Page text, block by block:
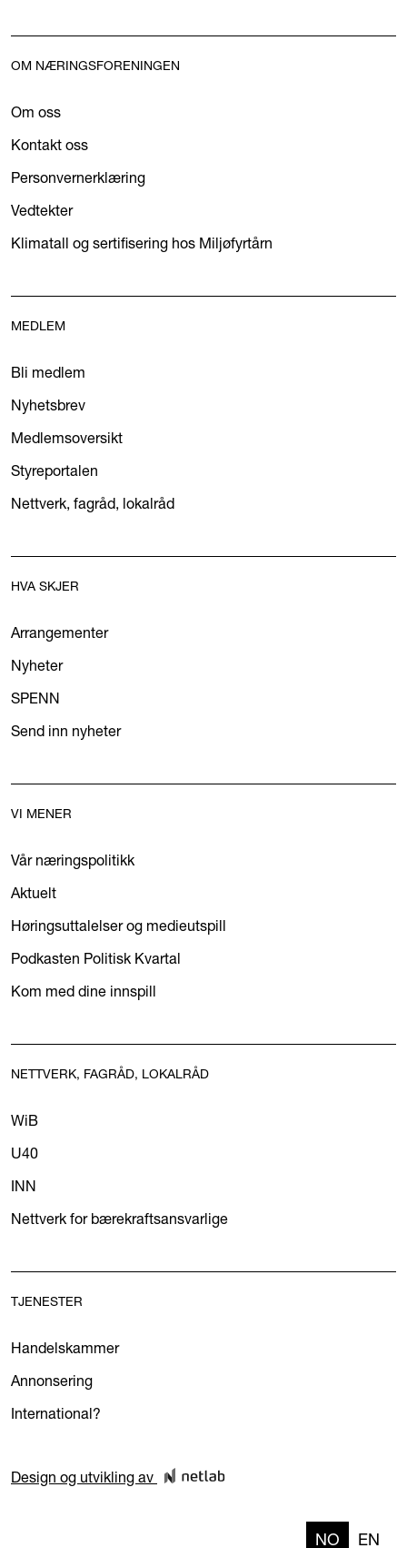
OM NÆRINGSFORENINGEN
Om oss
Kontakt oss
Personvernerklæring
Vedtekter
Klimatall og sertifisering hos Miljøfyrtårn
MEDLEM
Bli medlem
Nyhetsbrev
Medlemsoversikt
Styreportalen
Nettverk, fagråd, lokalråd
HVA SKJER
Arrangementer
Nyheter
SPENN
Send inn nyheter
VI MENER
Vår næringspolitikk
Aktuelt
Høringsuttalelser og medieutspill
Podkasten Politisk Kvartal
Kom med dine innspill
NETTVERK, FAGRÅD, LOKALRÅD
WiB
U40
INN
Nettverk for bærekraftsansvarlige
TJENESTER
Handelskammer
Annonsering
International?
Design og utvikling av
NO EN